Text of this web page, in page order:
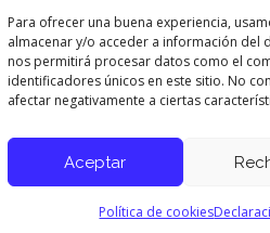
Para ofrecer una buena experiencia,
almacenar y/o acceder a información del
nos permitirá procesar datos como el
identificadores únicos en este sitio. No
afectar negativamente a ciertas
Aceptar
Política de cookies
observaciones, quejas,
reclamaciones y apelaciones
verificados ICT
Panel de